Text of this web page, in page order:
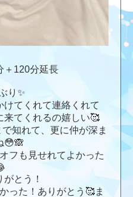
＋120分延長
り✨
けてくれて連絡くれて
来てくれるの嬉しい🥰
知れて、更に仲が深ま
😳🙈
フも見せれてよかった
とう！
った！ありがとう🥰ま